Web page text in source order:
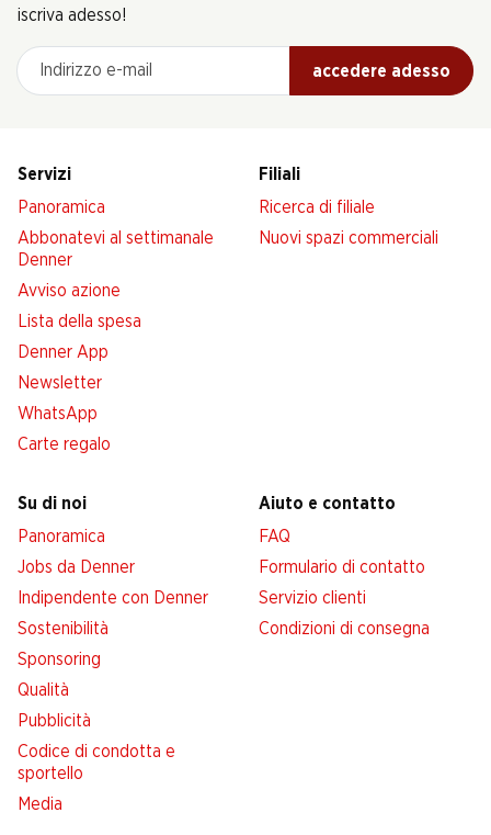
iscriva adesso!
Indirizzo e-mail
accedere adesso
Servizi
Panoramica
Abbonatevi al settimanale
Denner
Avviso azione
Lista della spesa
Denner App
Newsletter
WhatsApp
Carte regalo
Filiali
Ricerca di filiale
Nuovi spazi commerciali
Su di noi
Panoramica
Jobs da Denner
Indipendente con Denner
Sostenibilità
Sponsoring
Qualità
Pubblicità
Codice di condotta e
sportello
Media
Aiuto e contatto
FAQ
Formulario di contatto
Servizio clienti
Condizioni di consegna